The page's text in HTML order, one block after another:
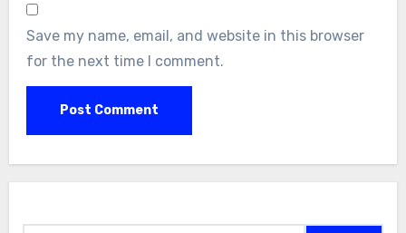
Save my name, email, and website in this browser
for the next time I comment.